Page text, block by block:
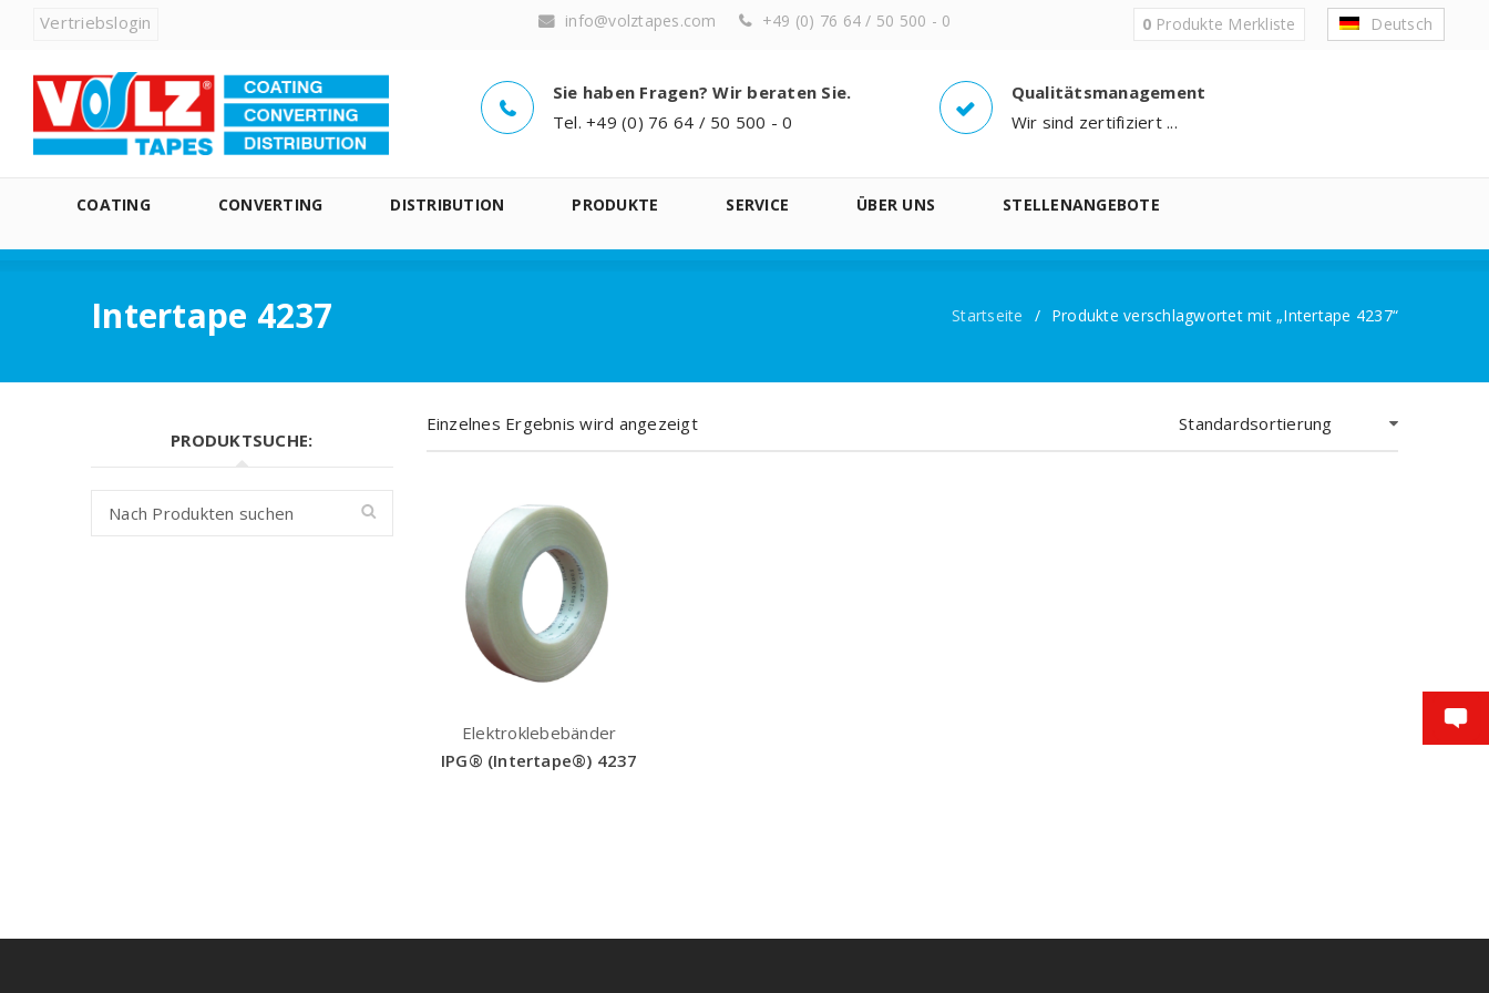
Vertriebslogin info@volztapes.com +49 (0) 76 64 / 50 500 - 0 0Produkte Merkliste Deutsch
Sie haben Fragen? Wir beraten Sie.
Tel. +49 (0) 76 64 / 50 500 - 0
Qualitätsmanagement
Wir sind zertifiziert ...
COATING CONVERTING DISTRIBUTION PRODUKTE SERVICE ÜBER UNS STELLENANGEBOTE
Intertape 4237 Startseite / Produkte verschlagwortet mit „Intertape 4237“
PRODUKTSUCHE:
Einzelnes Ergebnis wird angezeigt Standardsortierung
Elektroklebebänder
IPG® (Intertape®) 4237